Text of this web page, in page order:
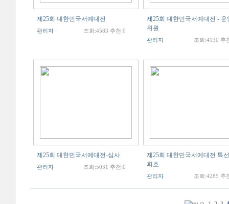
제25회 대한민국서예대전
관리자 조회:4583 추천:0
제25회 대한민국서예대전 - 운
위원
관리자 조회:4130 추
제25회 대한민국서예대전-심사
관리자 조회:5031 추천:0
제25회 대한민국서예대전 특
휘호
관리자 조회:4285 추